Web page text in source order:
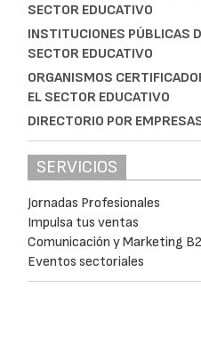
SECTOR EDUCATIVO
INSTITUCIONES PÚBLICAS
SECTOR EDUCATIVO
ORGANISMOS
EL SECTOR EDUCATIVO
DIRECTORIO POR
SERVICIOS
Jornadas Profesionales
Impulsa tus ventas
Comunicación y Marketing
Eventos sectoriales